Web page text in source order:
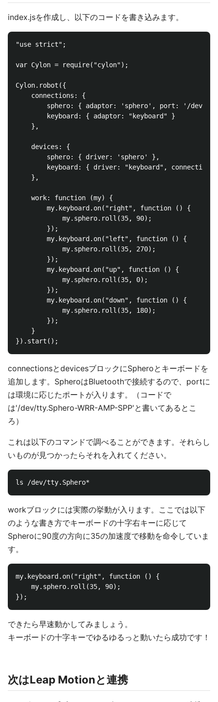
index.jsを作成し、以下のコードを書き込みます。
"use strict";
var Cylon = require("cylon");
Cylon.robot({
    connections: {
sphero: { adaptor: 'sphero', port: '/dev/
        keyboard: { adaptor: "keyboard" }
    },
    devices: {
        sphero: { driver: 'sphero' },
keyboard: { driver: "keyboard", connection:
    },
    work: function (my) {
        my.keyboard.on("right", function () {
            my.sphero.roll(35, 90);
        });
        my.keyboard.on("left", function () {
            my.sphero.roll(35, 270);
        });
        my.keyboard.on("up", function () {
            my.sphero.roll(35, 0);
        });
        my.keyboard.on("down", function () {
            my.sphero.roll(35, 180);
        });
    }
connectionsとdevicesブロックにSpheroとキーボードを
追加します。SpheroはBluetoothで接続するので、portに
は環境に応じたポートが入ります。（コードで
は'/dev/tty.Sphero-WRR-AMP-SPP'と書いてあるとこ
ろ）
これは以下のコマンドで調べることができます。それらし
いものが見つかったらそれを入れてください。
workブロックには実際の挙動が入ります。ここでは以下
のような書き方でキーボードの十字右キーに応じて
Spheroに90度の方向に35の加速度で移動を命令していま
す。
my.keyboard.on("right", function () {
    my.sphero.roll(35, 90);
できたら早速動かしてみましょう。
キーボードの十字キーでゆるゆるっと動いたら成功です！
次はLeap Motionと連携